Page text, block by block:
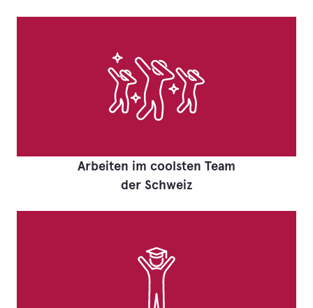
Arbeiten im coolsten Team
der Schweiz